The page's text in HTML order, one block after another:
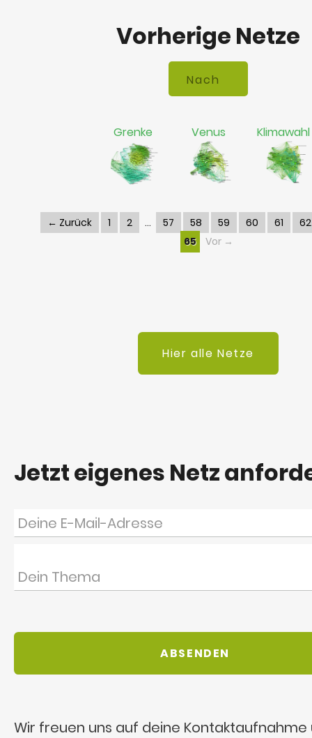
Vorherige Netze
Grenke Venus Klimawahl
← Zurück 1 2 57 58 59 60 61
62
65
Vor →
Hier alle Netze
Jetzt eigenes Netz
Wir freuen uns auf deine Kontaktaufnahme